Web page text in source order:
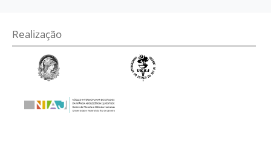
Realização